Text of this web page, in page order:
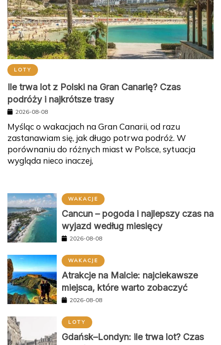
LOTY
Ile trwa lot z Polski na Gran Canarię? Czas
podróży i najkrótsze trasy
2026-08-08
Myśląc o wakacjach na Gran Canarii, od razu
zastanawiam się, jak długo potrwa podróż. W
porównaniu do różnych miast w Polsce, sytuacja
wygląda nieco inaczej,
WAKACJE
Cancun – pogoda i najlepszy czas na
wyjazd według miesięcy
2026-08-08
WAKACJE
Atrakcje na Malcie: najciekawsze
miejsca, które warto zobaczyć
2026-08-08
LOTY
Gdańsk–Londyn: ile trwa lot? Czas